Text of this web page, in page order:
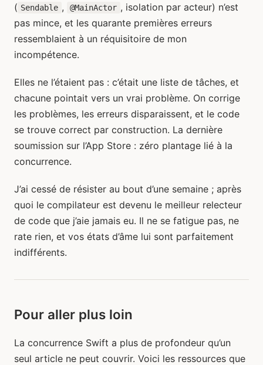
( Sendable , @MainActor , isolation par acteur) n’est
pas mince, et les quarante premières erreurs
ressemblaient à un réquisitoire de mon
incompétence.
Elles ne l’étaient pas : c’était une liste de tâches, et
chacune pointait vers un vrai problème. On corrige
les problèmes, les erreurs disparaissent, et le code
se trouve correct par construction. La dernière
soumission sur l’App Store : zéro plantage lié à la
concurrence.
J’ai cessé de résister au bout d’une semaine ; après
quoi le compilateur est devenu le meilleur relecteur
de code que j’aie jamais eu. Il ne se fatigue pas, ne
rate rien, et vos états d’âme lui sont parfaitement
indifférents.
Pour aller plus loin
La concurrence Swift a plus de profondeur qu’un
seul article ne peut couvrir. Voici les ressources que